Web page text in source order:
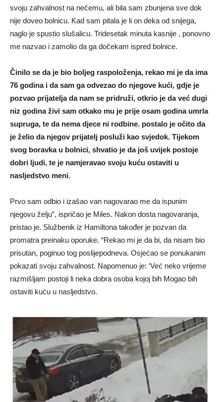
svoju zahvalnost na nečemu, ali bila sam zbunjena sve dok
nije doveo bolnicu. Kad sam pitala je li on deka od snijega,
naglo je spustio slušalicu. Tridesetak minuta kasnije , ponovno
me nazvao i zamolio da ga dočekam ispred bolnice.
Činilo se da je bio boljeg raspoloženja, rekao mi je da ima
76 godina i da sam ga odvezao do njegove kući, gdje je
pozvao prijatelja da nam se pridruži, otkrio je da već dugi
niz godina živi sam otkako mu je prije osam godina umrla
supruga, te da nema djece ni rodbine. postalo je očito da
je želio da njegov prijatelj posluži kao svjedok. Tijekom
svog boravka u bolnici, shvatio je da još uvijek postoje
dobri ljudi, te je namjeravao svoju kuću ostaviti u
nasljedstvo meni.
Prvo sam odbio i izašao van nagovarao me da ispunim
njegovu želju”, ispričao je Miles. Nakon dosta nagovaranja,
pristao je. Službenik iz Hamiltona također je pozvan da
promatra preinaku oporuke. “Rekao mi je da bi, da nisam bio
prisutan, poginuo tog poslijepodneva. Osjećao se ponukanim
pokazati svoju zahvalnost. Napomenuo je: ‘Već neko vrijeme
razmišljam postoji li neka dobra osoba kojoj bih Mogao bih
ostaviti kuću u nasljedstvo.